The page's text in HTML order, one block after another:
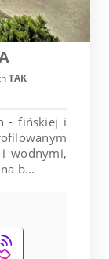
TAK
- fińskiej i
i wodnymi,
b...